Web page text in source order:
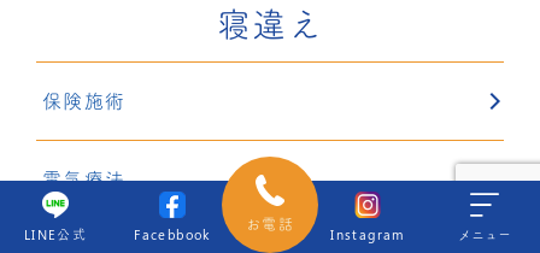
LINE公式 Facebbook
お電話
Instagram メニュー
寝違え
保険施術
電気療法